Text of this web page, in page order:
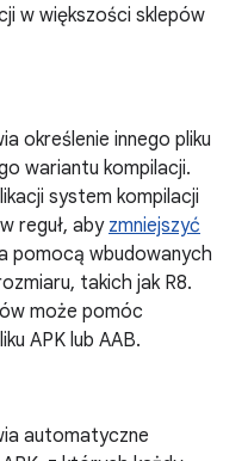
w większości sklepów
określenie innego pliku
wariantu kompilacji.
system kompilacji
reguł, aby zmniejszyć
pomocą wbudowanych
takich jak R8.
może pomóc
APK lub AAB.
automatyczne